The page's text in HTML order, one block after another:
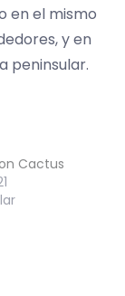
en el mismo
y en
peninsular.
Cactus